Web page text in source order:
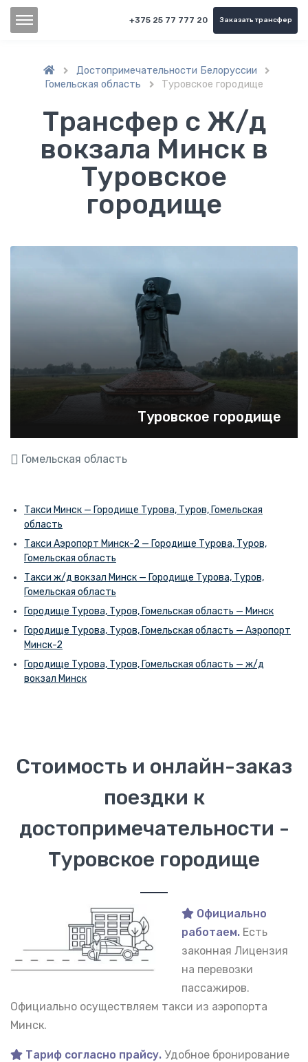
+375 25 77 777 20 Заказать трансфер
 Достопримечательности Белоруссии 
Гомельская область  Туровское городище
Трансфер с Ж/д
вокзала Минск в
Туровское
городище
Туровское городище
Гомельская область
Такси Минск — Городище Турова, Туров, Гомельская
область
Такси Аэропорт Минск-2 — Городище Турова, Туров,
Гомельская область
Такси ж/д вокзал Минск — Городище Турова, Туров,
Гомельская область
Городище Турова, Туров, Гомельская область — Минск
Городище Турова, Туров, Гомельская область — Аэропорт
Минск-2
Городище Турова, Туров, Гомельская область — ж/д
вокзал Минск
Стоимость и онлайн-заказ
поездки к
достопримечательности -
Туровское городище
Официально
работаем. Есть
законная Лицензия
на перевозки
пассажиров.
Официально осуществляем такси из аэропорта
Минск.
Тариф согласно прайсу. Удобное бронирование